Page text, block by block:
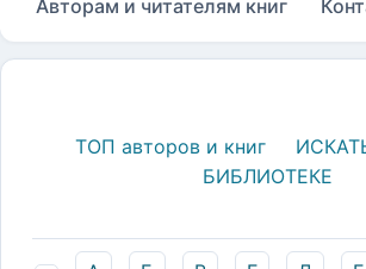
Авторам и читателям книг
ТОП авторов и книг
БИБЛИОТЕКЕ